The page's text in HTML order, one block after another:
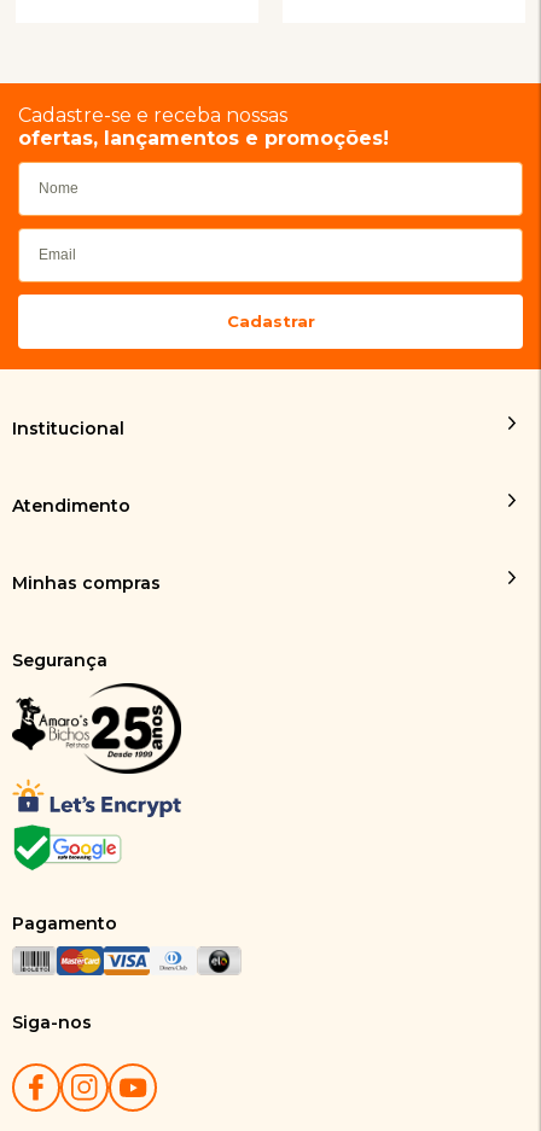
Cadastre-se e receba nossas
ofertas, lançamentos e promoções!
Institucional
Atendimento
Minhas compras
Segurança
Pagamento
Siga-nos